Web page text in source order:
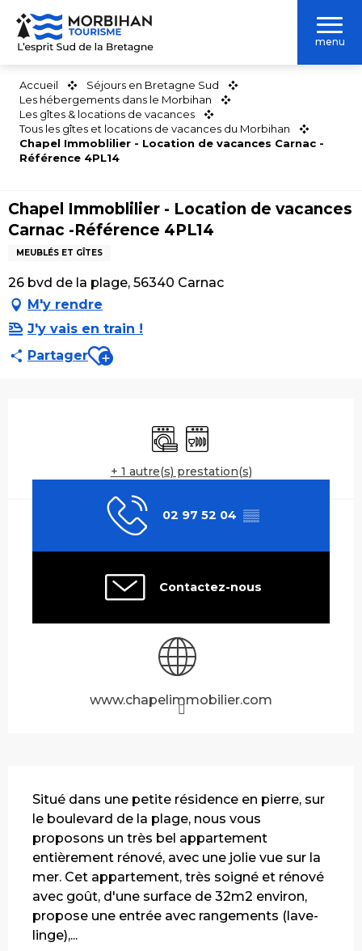
Aller
contenu
menu
Accueil
Séjours en Bretagne Sud
Les hébergements dans le Morbihan
Les gîtes & locations de vacances
Tous les gîtes et locations de vacances du Morbihan
Chapel Immoblilier - Location de vacances Carnac -
Référence 4PL14
Chapel Immoblilier - Location de vacances
Carnac -Référence 4PL14
MEUBLÉS ET GÎTES
26 bvd de la plage, 56340 Carnac
M'y rendre
J'y vais en train !
PartagerAjouter aux favoris
Lave lingeLave vaisselle
+ 1 autre(s) prestation(s)
02 97 52 04 ▒▒
Contactez-nous
www.chapelimmobilier.com
Situé dans une petite résidence en pierre, sur
le boulevard de la plage, nous vous
proposons un très bel appartement
entièrement rénové, avec une jolie vue sur la
mer. Cet appartement, très soigné et rénové
avec goût, d'une surface de 32m2 environ,
propose une entrée avec rangements (lave-
linge),...